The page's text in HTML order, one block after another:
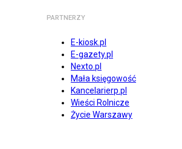
PARTNERZY
E-kiosk.pl
E-gazety.pl
Nexto.pl
Mała księgowość
Kancelarierp.pl
Wieści Rolnicze
Życie Warszawy